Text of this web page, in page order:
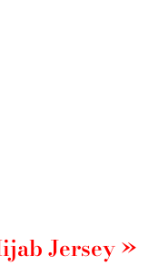
Jersey »